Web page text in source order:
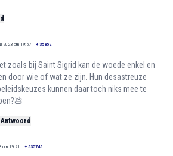
2023 om 19:57 + 35852
zoals bij Saint Sigrid kan de woede enkel en
door wie of wat ze zijn. Hun desastreuze
kunnen daar toch niks mee te
Antwoord
om 19:21 + 535745